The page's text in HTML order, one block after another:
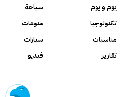
يوم و يوم
سياحة
تكنولوجيا
منوعات
مناسبات
سيارات
تقارير
فيديو